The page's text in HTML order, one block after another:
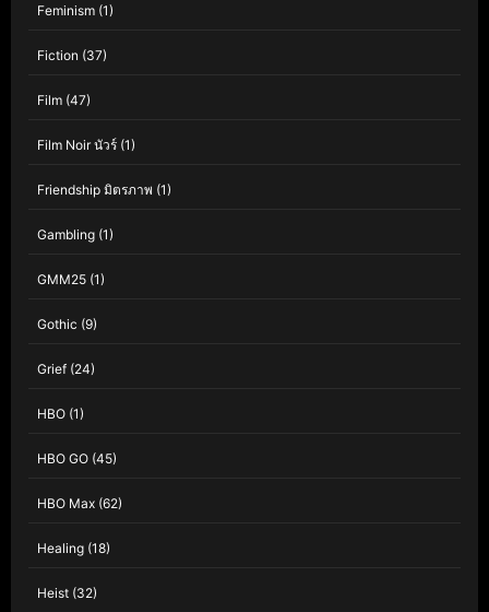
Feminism (1)
Fiction (37)
Film (47)
Film Noir นัวร์ (1)
Friendship มิตรภาพ (1)
Gambling (1)
GMM25 (1)
Gothic (9)
Grief (24)
HBO (1)
HBO GO (45)
HBO Max (62)
Healing (18)
Heist (32)